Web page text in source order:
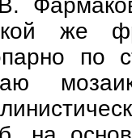
же
по